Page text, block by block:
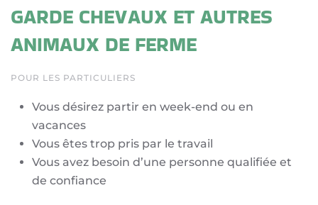
GARDE CHEVAUX ET AUTRES
ANIMAUX DE FERME
POUR LES PARTICULIERS
Vous désirez partir en week-end ou en
vacances
Vous êtes trop pris par le travail
Vous avez besoin d’une personne qualifiée et
de confiance